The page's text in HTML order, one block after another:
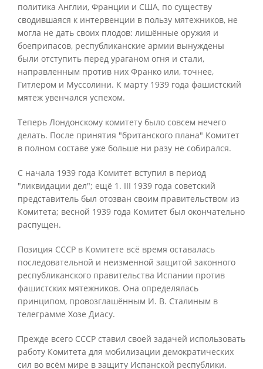
политика Англии, Франции и США, по существу
сводившаяся к интервенции в пользу мятежников, не
могла не дать своих плодов: лишённые оружия и
боеприпасов, республиканские армии вынуждены
были отступить перед ураганом огня и стали,
направленным против них Франко или, точнее,
Гитлером и Муссолини. К марту 1939 года фашистский
мятеж увенчался успехом.
Теперь Лондонскому комитету было совсем нечего
делать. После принятия "британского плана" Комитет
в полном составе уже больше ни разу не собирался.
С начала 1939 года Комитет вступил в период
"ликвидации дел"; ещё 1. III 1939 года советский
представитель был отозван своим правительством из
Комитета; весной 1939 года Комитет был окончательно
распущен.
Позиция СССР в Комитете всё время оставалась
последовательной и неизменной защитой законного
республиканского правительства Испании против
фашистских мятежников. Она определялась
принципом, провозглашённым И. В. Сталиным в
телеграмме Хозе Диасу.
Прежде всего СССР ставил своей задачей использовать
работу Комитета для мобилизации демократических
сил во всём мире в защиту Испанской республики.